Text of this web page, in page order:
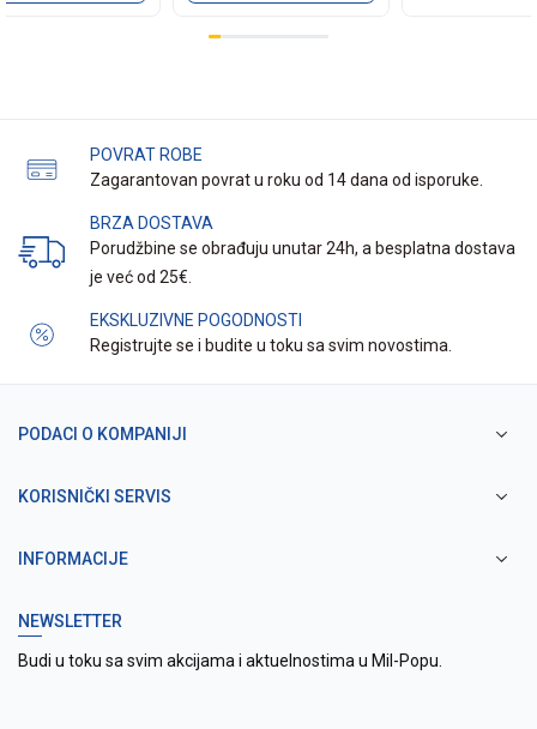
POVRAT ROBE
Zagarantovan povrat u roku od 14 dana od isporuke.
BRZA DOSTAVA
Porudžbine se obrađuju unutar 24h, a besplatna dostava
je već od 25€.
EKSKLUZIVNE POGODNOSTI
Registrujte se i budite u toku sa svim novostima.
PODACI O KOMPANIJI
KORISNIČKI SERVIS
INFORMACIJE
NEWSLETTER
Budi u toku sa svim akcijama i aktuelnostima u Mil-Popu.